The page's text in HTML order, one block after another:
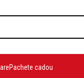
Pachete cadou